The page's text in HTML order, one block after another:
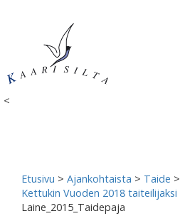
<
Etusivu > Ajankohtaista > Taide >
Kettukin Vuoden 2018 taiteilijaksi
Laine_2015_Taidepaja